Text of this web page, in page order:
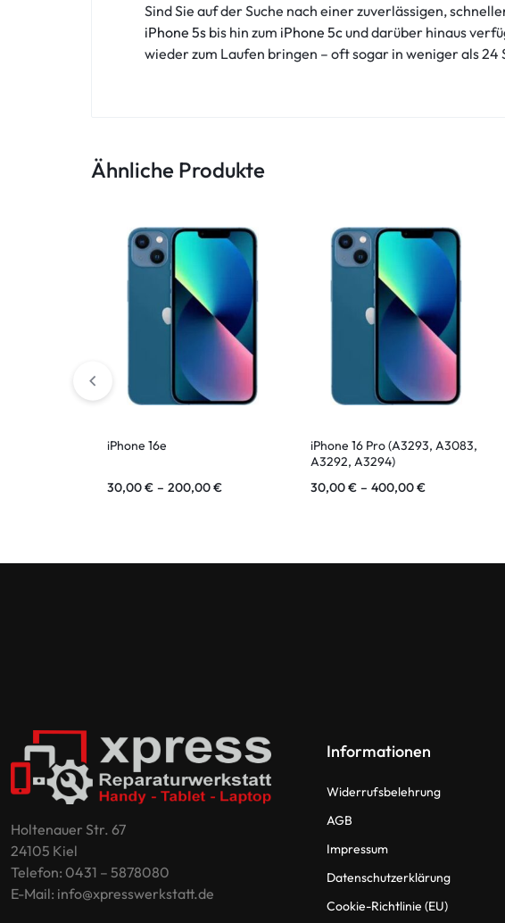
ZTE
ASUS Tablet
Sind Sie auf der Suche nach einer zuverlässigen,
iPhone 5s bis hin zum iPhone 5cund darüber hinaus
wieder zum Laufen bringen – oft sogar in weniger als 24
Ähnliche Produkte
iPhone 16e
30,00€ – 200,00€
iPhone 16 Pro (A3293, A3083,
A3292, A3294)
30,00€ – 400,00€
Holtenauer Str. 67
24105 Kiel
Telefon: 0431 – 5878080
E-Mail: info@xpresswerkstatt.de
Informationen
Widerrufsbelehrung
AGB
Impressum
Datenschutzerklärung
Cookie-Richtlinie (EU)